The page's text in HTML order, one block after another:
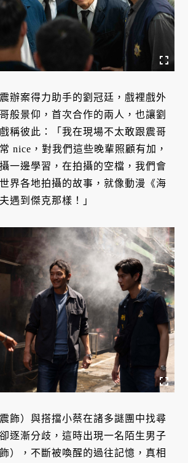
辦案得力助手的劉冠廷，戲裡戲外
般景仰，首次合作的兩人，也讓劉
稱彼此：「我在現場不太敢跟震哥
nice，對我們這些晚輩照顧有加，
一邊學習，在拍攝的空檔，我們會
界各地拍攝的故事，就像動漫《海
遇到傑克那樣！」
飾）與搭擋小蔡在諸多謎團中找尋
逐漸分歧，這時出現一名陌生男子
），不斷被喚醒的過往記憶，真相